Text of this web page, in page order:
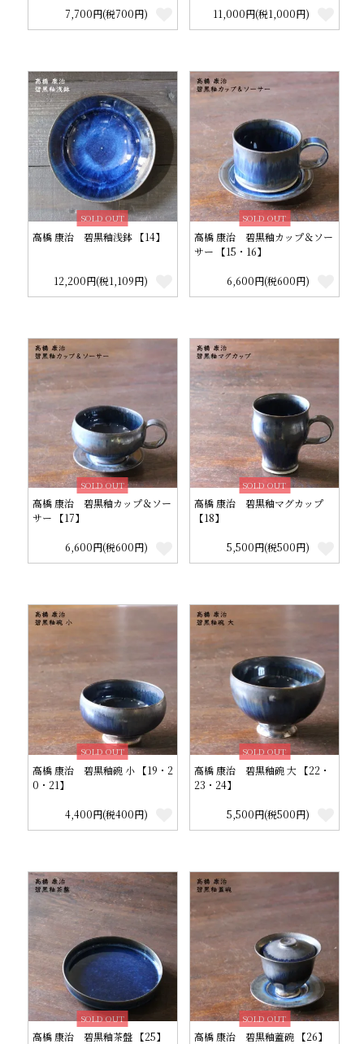
7,700円(税700円) 11,000円(税1,000円)
SOLD OUT
高橋 康治 碧黒釉浅鉢 【14】
12,200円(税1,109円)
SOLD OUT
高橋 康治 碧黒釉カップ＆ソー
サー 【15・16】
6,600円(税600円)
SOLD OUT
高橋 康治 碧黒釉カップ＆ソー
サー 【17】
6,600円(税600円)
SOLD OUT
高橋 康治 碧黒釉マグカップ
【18】
5,500円(税500円)
SOLD OUT
高橋 康治 碧黒釉碗 小 【19・2
0・21】
4,400円(税400円)
SOLD OUT
高橋 康治 碧黒釉碗 大 【22・
23・24】
5,500円(税500円)
SOLD OUT
高橋 康治 碧黒釉茶盤 【25】
SOLD OUT
高橋 康治 碧黒釉蓋碗 【26】